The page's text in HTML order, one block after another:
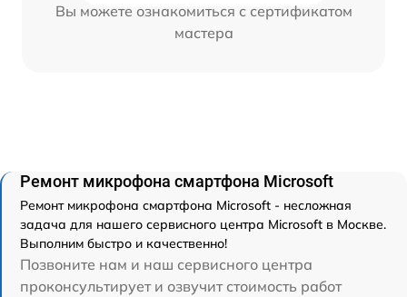
Вы можете ознакомиться с сертификатом
мастера
Ремонт микрофона смартфона Microsoft
Ремонт микрофона смартфона Microsoft - несложная
задача для нашего сервисного центра Microsoft в Москве.
Выполним быстро и качественно!
Позвоните нам и наш сервисного центра
проконсультирует и озвучит стоимость работ